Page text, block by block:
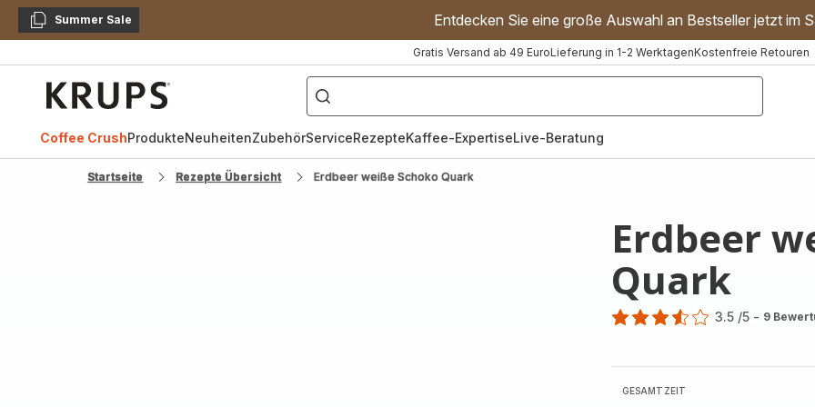
KopierenSummer Sale Entdecken Sie eine große Auswahl an Bestseller jetzt im
Gratis Versand ab 49 EuroLieferung in 1-2 WerktagenKostenfreie Retouren
["Kaffeevollautomat","Handmixer","Waffeleisen"]
Coffee CrushProdukteNeuheitenZubehörServiceRezepteKaffee-ExpertiseLive-Beratung
Startseite Rezepte Übersicht Erdbeer weiße Schoko Quark
Erdbeer
Quark
3.5 /5 - 9
GESAMTZEIT